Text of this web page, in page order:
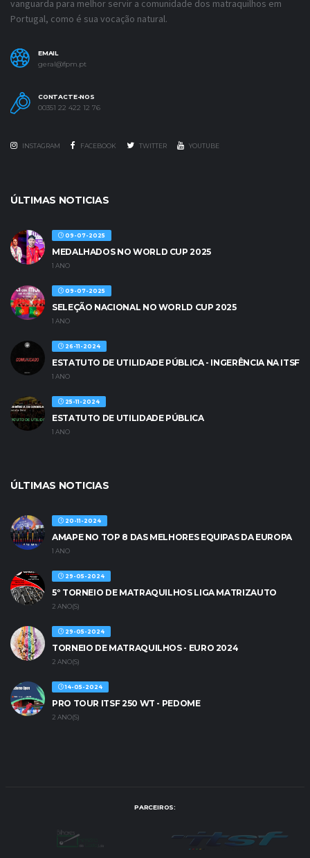
vanguarda para melhor servir a comunidade dos matraquilhos em
Portugal, como é sua vocação natural.
EMAIL
geral@fpm.pt
CONTACTE-NOS
00351 22 422 12 76
INSTAGRAM FACEBOOK TWITTER YOUTUBE
ÚLTIMAS NOTICIAS
09-07-2025
MEDALHADOS NO WORLD CUP 2025
1 ANO
09-07-2025
SELEÇÃO NACIONAL NO WORLD CUP 2025
1 ANO
26-11-2024
ESTATUTO DE UTILIDADE PÚBLICA - INGERÊNCIA NA ITSF
1 ANO
25-11-2024
ESTATUTO DE UTILIDADE PÚBLICA
1 ANO
ÚLTIMAS NOTICIAS
20-11-2024
AMAPE NO TOP 8 DAS MELHORES EQUIPAS DA EUROPA
1 ANO
29-05-2024
5º TORNEIO DE MATRAQUILHOS LIGA MATRIZAUTO
2 ANO(S)
29-05-2024
TORNEIO DE MATRAQUILHOS - EURO 2024
2 ANO(S)
14-05-2024
PRO TOUR ITSF 250 WT - PEDOME
2 ANO(S)
PARCEIROS: